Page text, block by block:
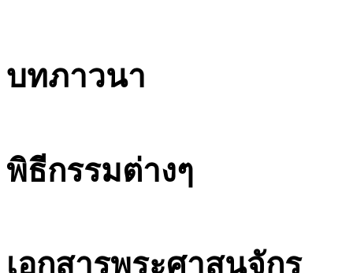
บทภาวนา
พิธีกรรมต่างๆ
เอกสารพระศาสนจักร